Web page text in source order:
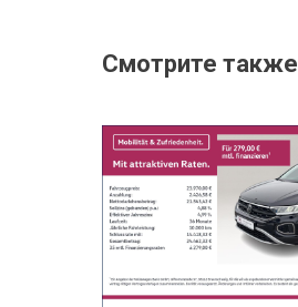
Смотрите также